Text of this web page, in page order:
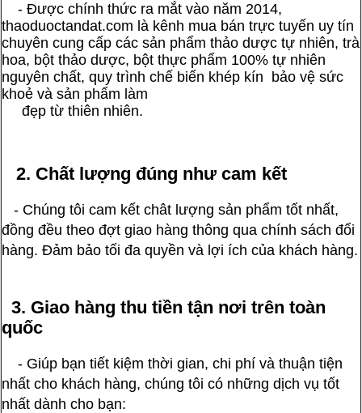
- Được chính thức ra mắt vào năm 2014,
thaoduoctandat.com là kênh mua bán trực tuyến uy tín
chuyên cung cấp các sản phẩm thảo dược tự nhiên, trà
hoa, bột thảo dược, bột thực phẩm 100% tự nhiên
nguyên chất, quy trình chế biến khép kín bảo vệ sức
khoẻ và sản phẩm làm
đẹp từ thiên nhiên.
2. Chất lượng đúng như cam kết
- Chúng tôi cam kết chât lượng sản phẩm tốt nhất,
đồng đều theo đợt giao hàng thông qua chính sách đổi
hàng. Đảm bảo tối đa quyền và lợi ích của khách hàng.
3. Giao hàng thu tiền tận nơi trên toàn
quốc
- Giúp bạn tiết kiệm thời gian, chi phí và thuận tiện
nhất cho khách hàng, chúng tôi có những dịch vụ tốt
nhất dành cho bạn: